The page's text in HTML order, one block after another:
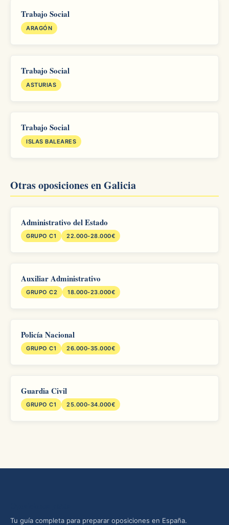
Trabajo Social
ARAGÓN
Trabajo Social
ASTURIAS
Trabajo Social
ISLAS BALEARES
Otras oposiciones en Galicia
Administrativo del Estado
GRUPO C1 22.000-28.000€
Auxiliar Administrativo
GRUPO C2 18.000-23.000€
Policía Nacional
GRUPO C1 26.000-35.000€
Guardia Civil
GRUPO C1 25.000-34.000€
Tu guía completa para preparar oposiciones en España.